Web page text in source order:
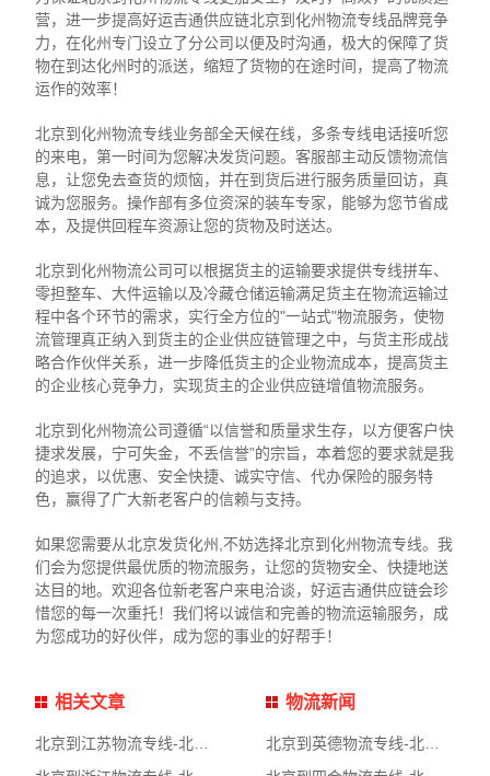
营，进一步提高好运吉通供应链北京到化州物流专线品牌竞争
力，在化州专门设立了分公司以便及时沟通，极大的保障了货
物在到达化州时的派送，缩短了货物的在途时间，提高了物流
运作的效率！
北京到化州物流专线业务部全天候在线，多条专线电话接听您
的来电，第一时间为您解决发货问题。客服部主动反馈物流信
息，让您免去查货的烦恼，并在到货后进行服务质量回访，真
诚为您服务。操作部有多位资深的装车专家，能够为您节省成
本，及提供回程车资源让您的货物及时送达。
北京到化州物流公司可以根据货主的运输要求提供专线拼车、
零担整车、大件运输以及冷藏仓储运输满足货主在物流运输过
程中各个环节的需求，实行全方位的"一站式"物流服务，使物
流管理真正纳入到货主的企业供应链管理之中，与货主形成战
略合作伙伴关系，进一步降低货主的企业物流成本，提高货主
的企业核心竞争力，实现货主的企业供应链增值物流服务。
北京到化州物流公司遵循“以信誉和质量求生存，以方便客户快
捷求发展，宁可失金，不丢信誉”的宗旨，本着您的要求就是我
的追求，以优惠、安全快捷、诚实守信、代办保险的服务特
色，赢得了广大新老客户的信赖与支持。
如果您需要从北京发货化州,不妨选择北京到化州物流专线。我
们会为您提供最优质的物流服务，让您的货物安全、快捷地送
达目的地。欢迎各位新老客户来电洽谈，好运吉通供应链会珍
惜您的每一次重托！我们将以诚信和完善的物流运输服务，成
为您成功的好伙伴，成为您的事业的好帮手！
相关文章
北京到江苏物流专线-北京到江苏物流公司
物流新闻
北京到英德物流专线-北京到英德物流公司